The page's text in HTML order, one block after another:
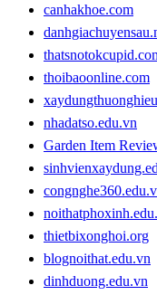
canhakhoe.com
thoibaoonline.com
nhadatso.edu.vn
Garden Item
thietbixonghoi.org
blognoithat.edu.vn
dinhduong.edu.vn